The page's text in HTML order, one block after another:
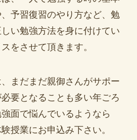
予習復習のやり方など、勉
い勉強方法を身に付けてい
をさせて頂きます。
まだまだ親御さんがサポー
要となることも多い年ごろ
面で悩んでいるようなら
授業にお申込み下さい。